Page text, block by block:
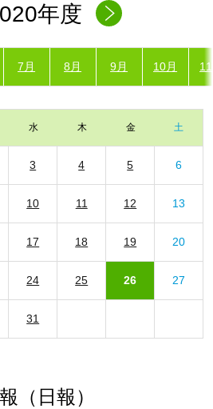
年度
7月 8月 9月 10月
水 木 金 土
3 4 5 6
10 11 12 13
17 18 19 20
24 25 26 27
31
（日報）